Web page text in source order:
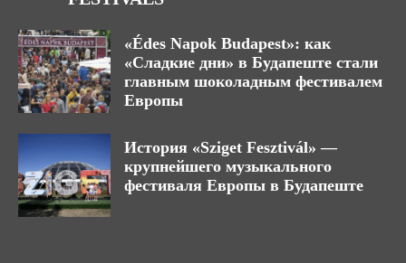
«Édes Napok Budapest»: как
«Сладкие дни» в Будапеште стали
главным шоколадным фестивалем
Европы
История «Sziget Fesztivál» —
крупнейшего музыкального
фестиваля Европы в Будапеште